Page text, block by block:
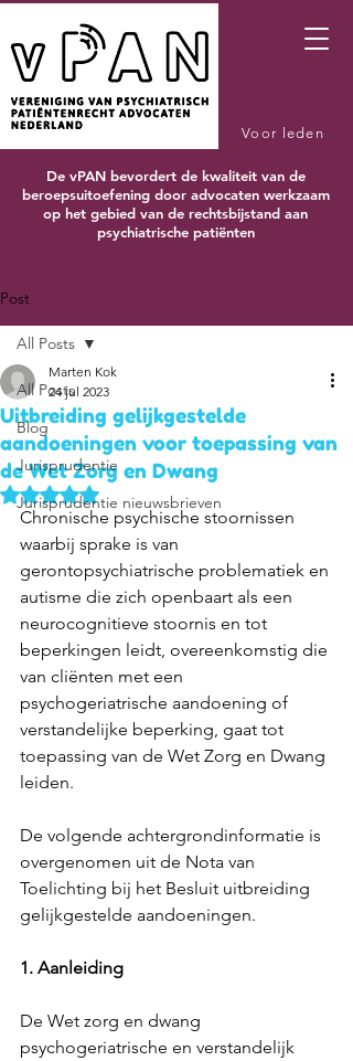
De vPAN bevordert de kwaliteit van de
beroepsuitoefening door advocaten werkzaam
op het gebied van de rechtsbijstand aan
psychiatrische patiënten
Voor leden
Post
All Posts
Blog
Jurisprudentie
Jurisprudentie nieuwsbrieven
All Posts
Uitbreiding gelijkgestelde
aandoeningen voor toepassing van
de Wet Zorg en Dwang
Marten Kok
24 jul 2023
Beoordeeld met NaN uit 5 sterren.
Chronische psychische stoornissen
waarbij sprake is van
gerontopsychiatrische problematiek en
autisme die zich openbaart als een
neurocognitieve stoornis en tot
beperkingen leidt, overeenkomstig die
van cliënten met een
psychogeriatrische aandoening of
verstandelijke beperking, gaat tot
toepassing van de Wet Zorg en Dwang
leiden.
De volgende achtergrondinformatie is
overgenomen uit de Nota van
Toelichting bij het Besluit uitbreiding
gelijkgestelde aandoeningen.
1. Aanleiding
De Wet zorg en dwang
psychogeriatrische en verstandelijk